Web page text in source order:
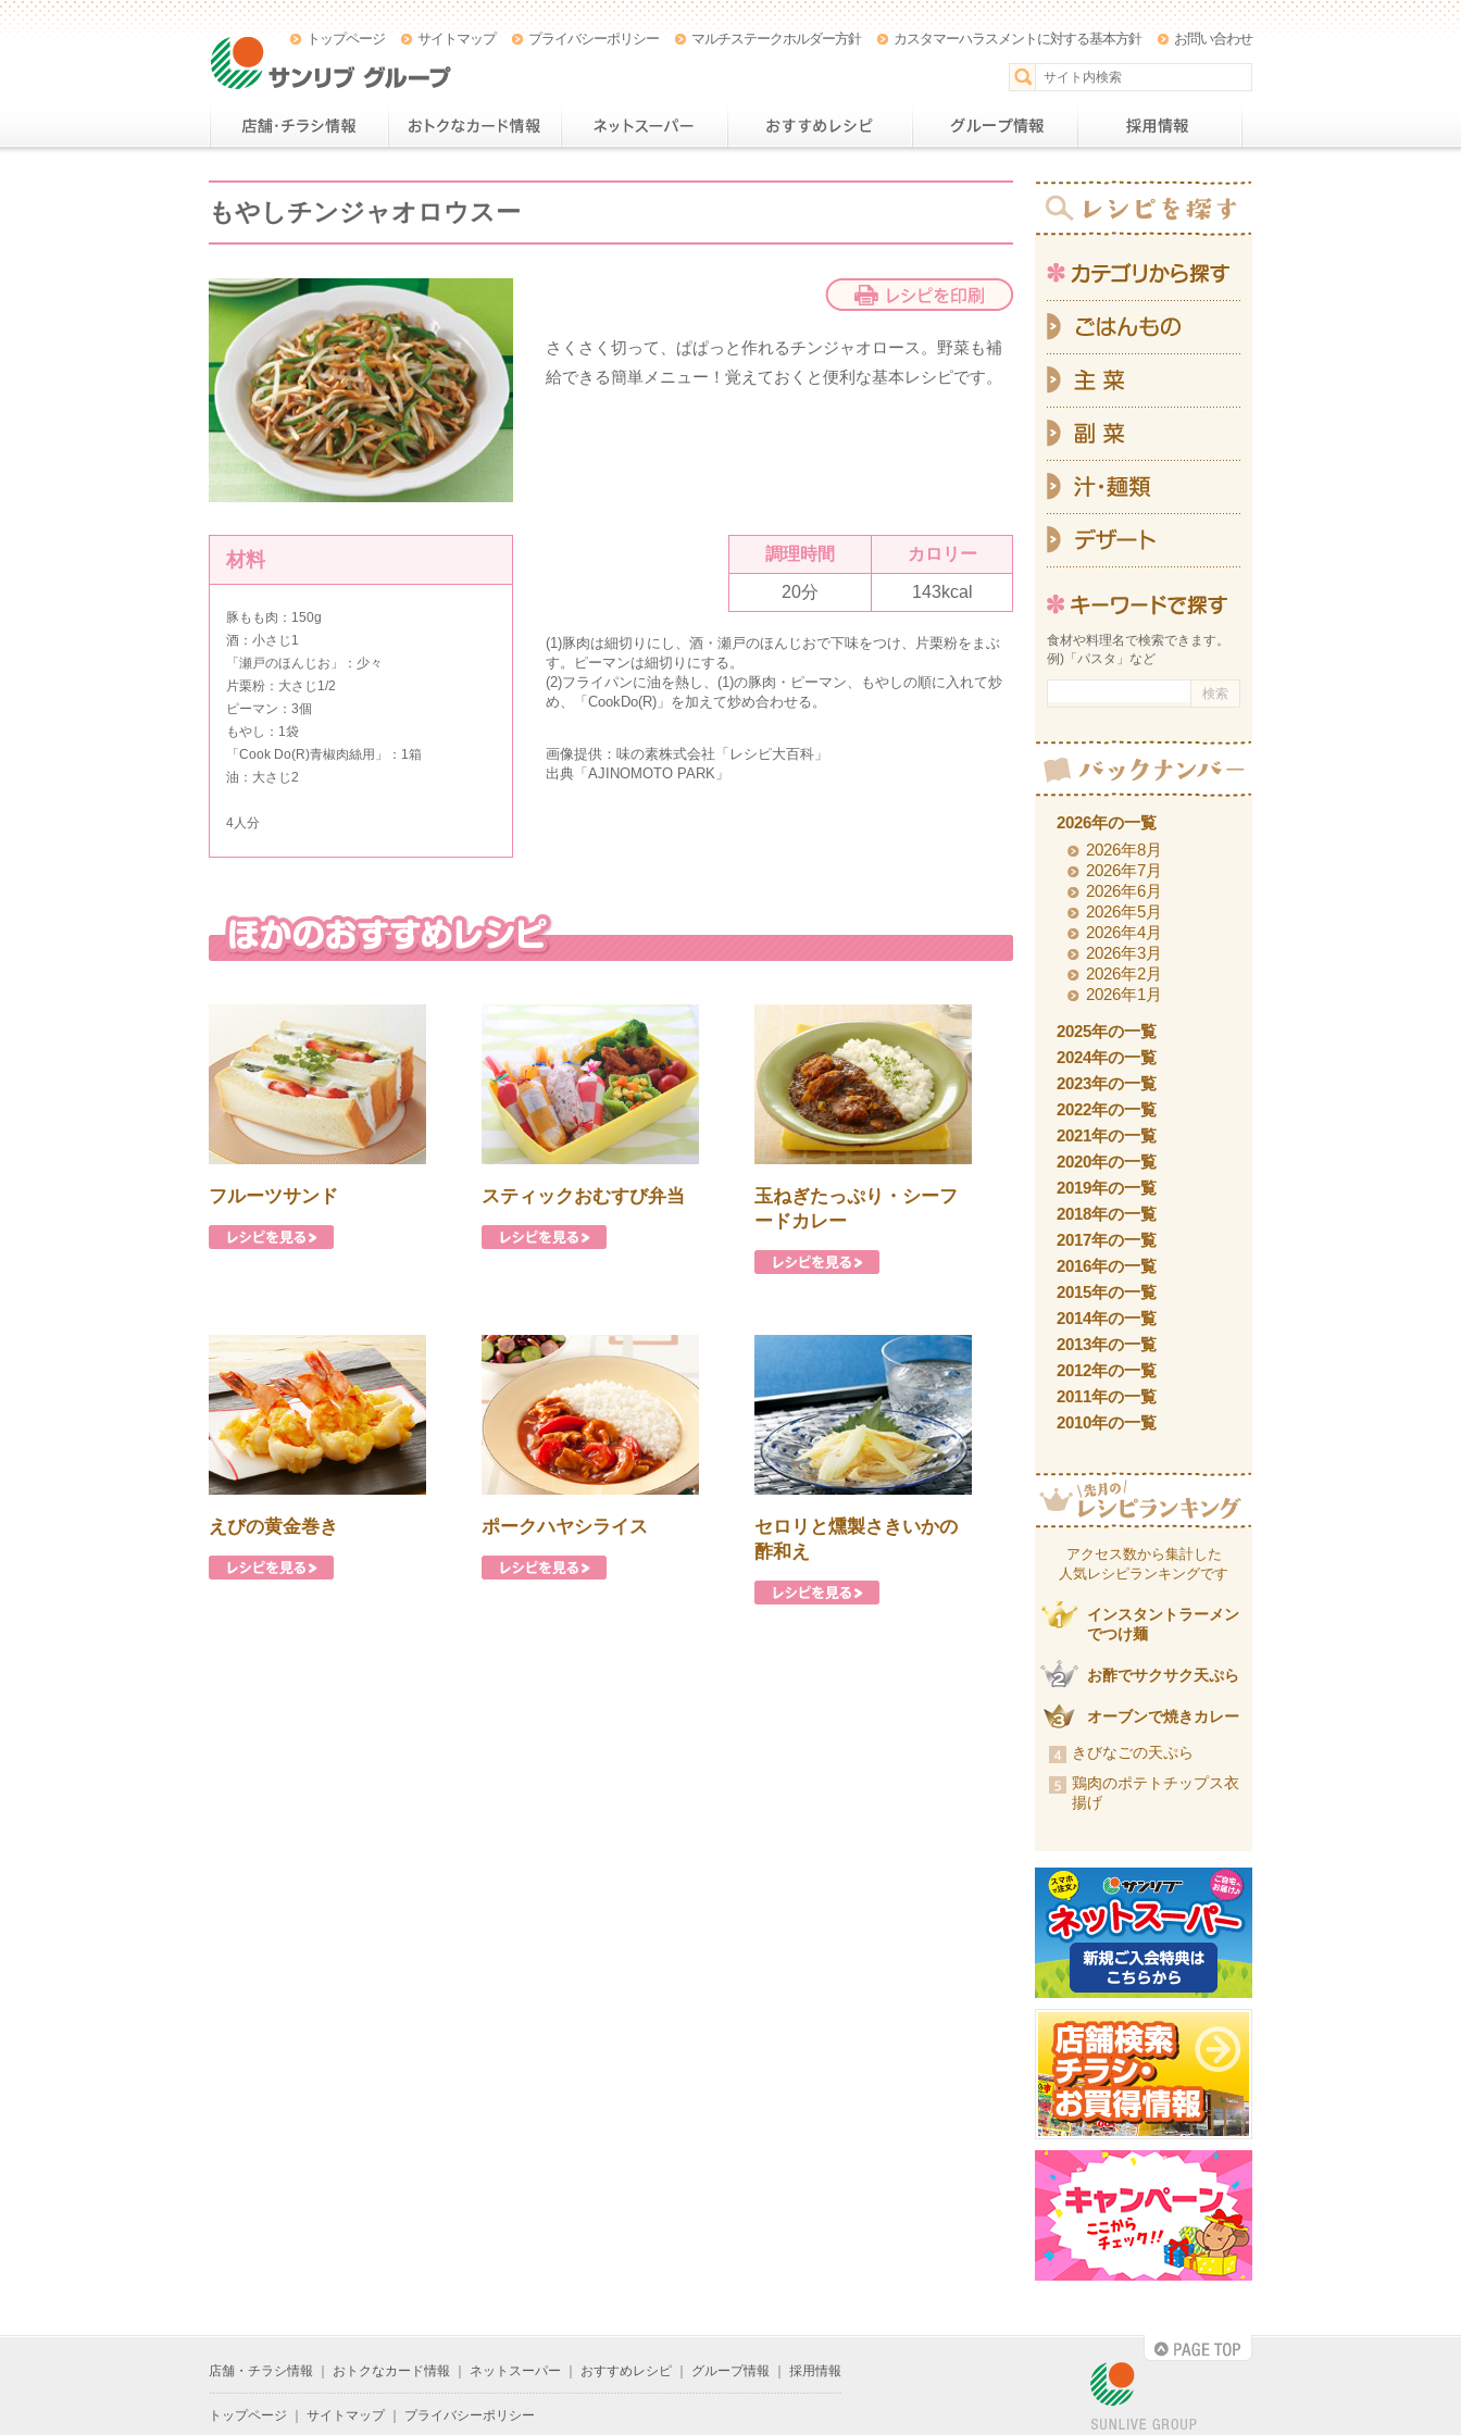
トップページ サイトマップ プライバシーポリシー マルチステークホルダー方針 カスタマーハラスメントに対する基本方針 お問い合わせ
もやしチンジャオロウスー
さくさく切って、ぱぱっと作れるチンジャオロース。野菜も補
給できる簡単メニュー！覚えておくと便利な基本レシピです。
材料
豚もも肉：150g
酒：小さじ1
「 瀬戸のほんじお 」：少々
片栗粉：大さじ1/2
ピーマン：3個
もやし：1袋
「 Cook Do(R)青椒肉絲用 」：1箱
油：大さじ2
4人分
調理時間 カロリー
20分 143kcal
(1)豚肉は細切りにし、酒・瀬戸のほんじおで下味をつけ、片栗粉をまぶ
す。ピーマンは細切りにする。
(2)フライパンに油を熱し、(1)の豚肉・ピーマン、もやしの順に入れて炒
め、「CookDo(R)」を加えて炒め合わせる。
画像提供：味の素株式会社「レシピ大百科」
出典「 AJINOMOTO PARK 」
フルーツサンド スティックおむすび弁当
玉ねぎたっぷり・シーフ
ードカレー
えびの黄金巻き ポークハヤシライス
セロリと燻製さきいかの
酢和え
食材や料理名で検索できます。
例)「パスタ」など
2026年の一覧
2026年8月
2026年7月
2026年6月
2026年5月
2026年4月
2026年3月
2026年2月
2026年1月
2025年の一覧
2024年の一覧
2023年の一覧
2022年の一覧
2021年の一覧
2020年の一覧
2019年の一覧
2018年の一覧
2017年の一覧
2016年の一覧
2015年の一覧
2014年の一覧
2013年の一覧
2012年の一覧
2011年の一覧
2010年の一覧
アクセス数から集計した
人気レシピランキングです
インスタントラーメン
でつけ麺
お酢でサクサク天ぷら
オーブンで焼きカレー
きびなごの天ぷら
鶏肉のポテトチップス衣
揚げ
店舗・チラシ情報 おトクなカード情報 ネットスーパー おすすめレシピ グループ情報 採用情報
トップページ サイトマップ｜ プライバシーポリシー